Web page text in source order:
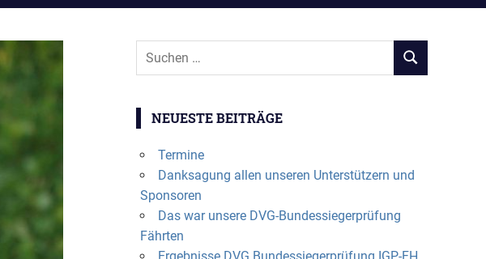
Suchen
SUCHEN
NEUESTE BEITRÄGE
Termine
Danksagung allen unseren Unterstützern und
Sponsoren
Das war unsere DVG-Bundessiegerprüfung
Fährten